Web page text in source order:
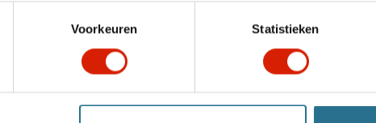
Voorkeuren Statistieken